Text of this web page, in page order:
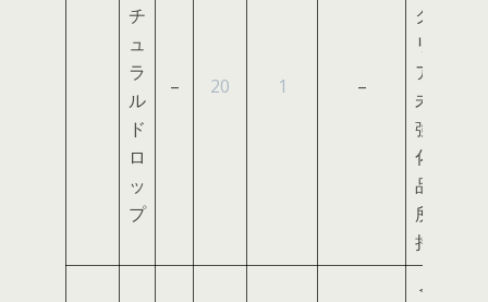
チ
ュ
ラ
ル
ド
ロ
ッ
プ
– 20 1 –
ク
リ
ア
未
強
化
品
所
持
＜